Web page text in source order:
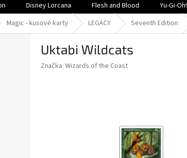
Disney Lorcana Flesh and Blood Yu-Gi-Oh!
Magic - kusové karty LEGACY Seventh Edition
Uktabi Wildcats
Značka: Wizards of the Coast